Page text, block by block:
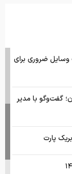
ضروری برای
گفت‌وگو با مدیر
پارت